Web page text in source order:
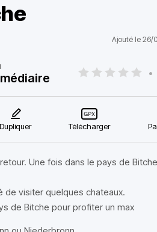
Ajouté le 26/
•
Dupliquer Télécharger
Une fois dans le pays de
visiter quelques chateaux.
de Bitche pour profiter un max